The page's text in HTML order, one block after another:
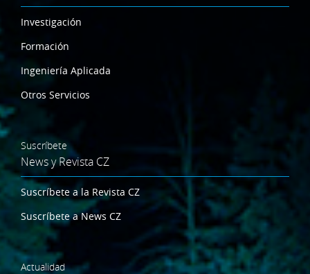
Investigación
Formación
Ingeniería Aplicada
Otros Servicios
Suscríbete
News y Revista CZ
Suscríbete a la Revista CZ
Suscríbete a News CZ
Actualidad